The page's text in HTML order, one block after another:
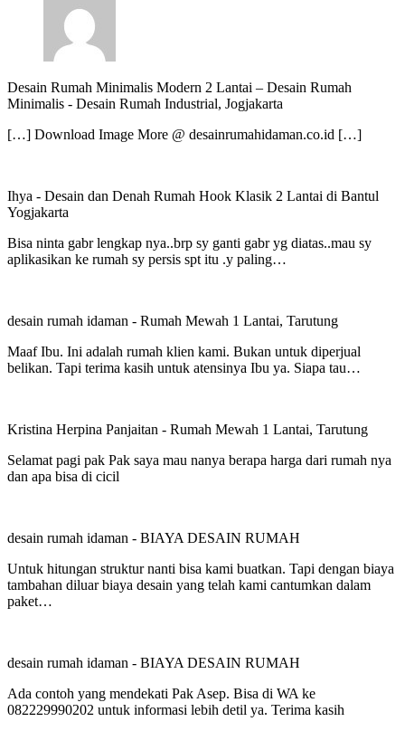
Desain Rumah Minimalis Modern 2 Lantai – Desain Rumah
Minimalis - Desain Rumah Industrial, Jogjakarta
[…] Download Image More @ desainrumahidaman.co.id […]
Ihya - Desain dan Denah Rumah Hook Klasik 2 Lantai di Bantul
Yogjakarta
Bisa ninta gabr lengkap nya..brp sy ganti gabr yg diatas..mau sy
aplikasikan ke rumah sy persis spt itu .y paling…
desain rumah idaman - Rumah Mewah 1 Lantai, Tarutung
Maaf Ibu. Ini adalah rumah klien kami. Bukan untuk diperjual
belikan. Tapi terima kasih untuk atensinya Ibu ya. Siapa tau…
Kristina Herpina Panjaitan - Rumah Mewah 1 Lantai, Tarutung
Selamat pagi pak Pak saya mau nanya berapa harga dari rumah nya
dan apa bisa di cicil
desain rumah idaman - BIAYA DESAIN RUMAH
Untuk hitungan struktur nanti bisa kami buatkan. Tapi dengan biaya
tambahan diluar biaya desain yang telah kami cantumkan dalam
paket…
desain rumah idaman - BIAYA DESAIN RUMAH
Ada contoh yang mendekati Pak Asep. Bisa di WA ke
082229990202 untuk informasi lebih detil ya. Terima kasih